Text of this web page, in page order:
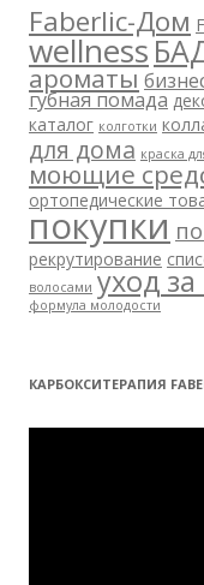
Faberlic-Дом
wellness
ароматы
губная помада
каталог колготки
для дома краска
моющие
ортопедические
покупки
рекрутирование
волосами уход
формула молодости
КАРБОКСИТЕРАПИЯ
Видеоплеер